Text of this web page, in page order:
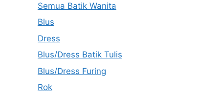
Semua Batik Wanita
Blus
Dress
Blus/Dress Batik Tulis
Blus/Dress Furing
Rok